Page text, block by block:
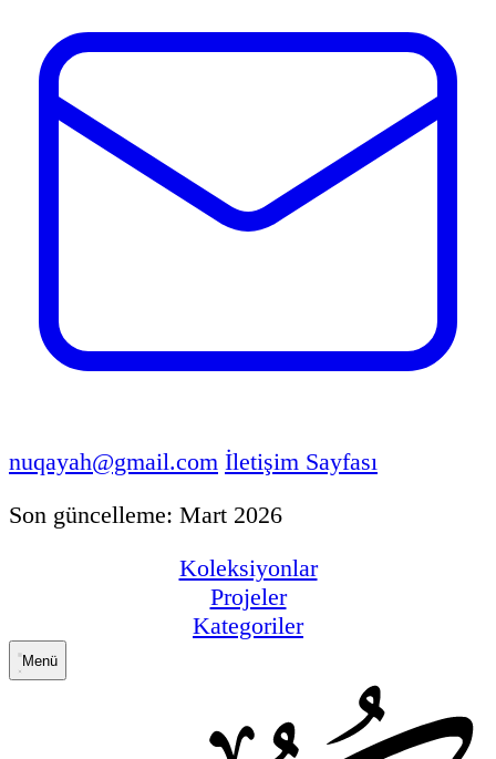
nuqayah@gmail.com İletişim Sayfası
Son güncelleme: Mart 2026
Koleksiyonlar
Projeler
Kategoriler
Menü